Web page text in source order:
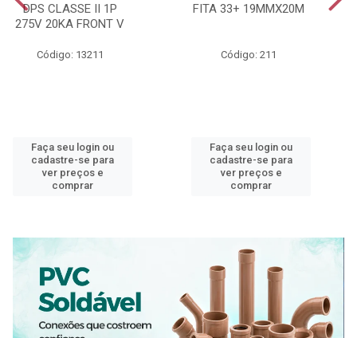
DPS CLASSE II 1P
275V 20KA FRONT V
Código: 13211
Faça seu login ou
cadastre-se para
ver preços e
comprar
FITA 33+ 19MMX20M
Código: 211
Faça seu login ou
cadastre-se para
ver preços e
comprar